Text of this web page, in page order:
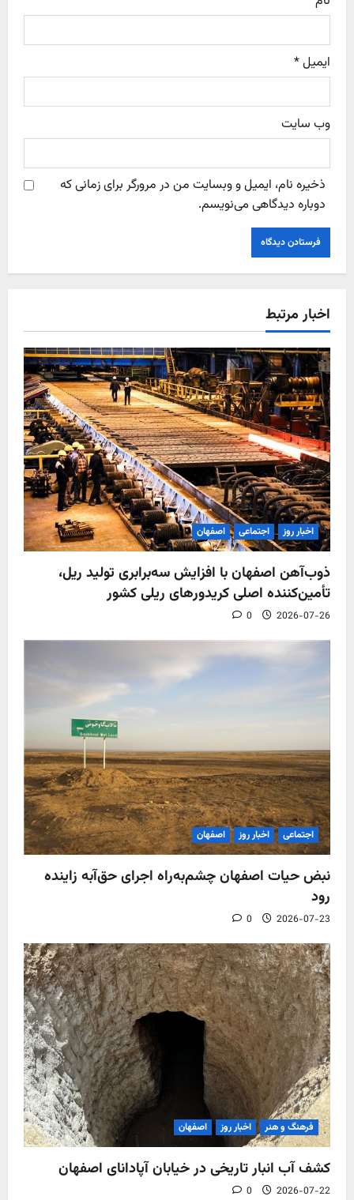
ایمیل*
وب‌ سایت
ذخیره نام، ایمیل و وبسایت من در مرورگر برای زمانی که
دوباره دیدگاهی می‌نویسم.
اخبار مرتبط
اخبار روز اجتماعی اصفهان
ذوب‌آهن اصفهان با افزایش سه‌برابری تولید ریل،
تأمین‌کننده اصلی کریدورهای ریلی کشور
2026-07-26
0
اجتماعی اخبار روز اصفهان
نبض حیات اصفهان چشم‌به‌راه اجرای حق‌آبه زاینده
رود
2026-07-23
0
فرهنگ و هنر اخبار روز اصفهان
کشف آب‌ انبار تاریخی در خیابان آپادانای اصفهان
2026-07-22
0